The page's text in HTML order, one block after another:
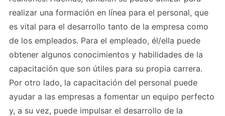
realizar una formación en línea para el personal, que
es vital para el desarrollo tanto de la empresa como
de los empleados. Para el empleado, él/ella puede
obtener algunos conocimientos y habilidades de la
capacitación que son útiles para su propia carrera.
Por otro lado, la capacitación del personal puede
ayudar a las empresas a fomentar un equipo perfecto
y, a su vez, puede impulsar el desarrollo de la